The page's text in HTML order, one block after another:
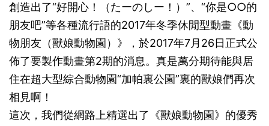
創造出了“好開心！（たーのしー！）”、“你是○○的
朋友吧”等各種流行語的2017年冬季休閒型動畫《動
物朋友（獸娘動物園）》，於2017年7月26日正式公
佈了要製作動畫第2期的消息。真是萬分期待能與居
住在超大型綜合動物園“加帕裏公園”裏的獸娘們再次
相見啊！
這次，我們從網路上精選出了《獸娘動物園》的優秀